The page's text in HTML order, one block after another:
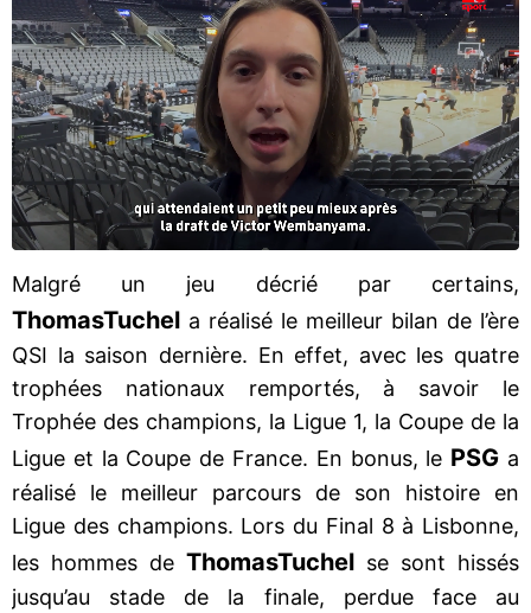
Malgré un jeu décrié par certains,
ThomasTuchel a réalisé le meilleur bilan de l’ère
QSI la saison dernière. En effet, avec les quatre
trophées nationaux remportés, à savoir le
Trophée des champions, la Ligue 1, la Coupe de la
Ligue et la Coupe de France. En bonus, le PSG a
réalisé le meilleur parcours de son histoire en
Ligue des champions. Lors du Final 8 à Lisbonne,
les hommes de ThomasTuchel se sont hissés
jusqu’au stade de la finale, perdue face au